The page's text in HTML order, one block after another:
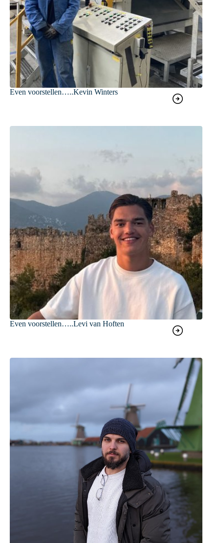
Even voorstellen…..Kevin Winters
Even voorstellen…..Levi van Hoften